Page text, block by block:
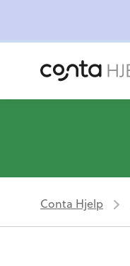
Conta Hjelp